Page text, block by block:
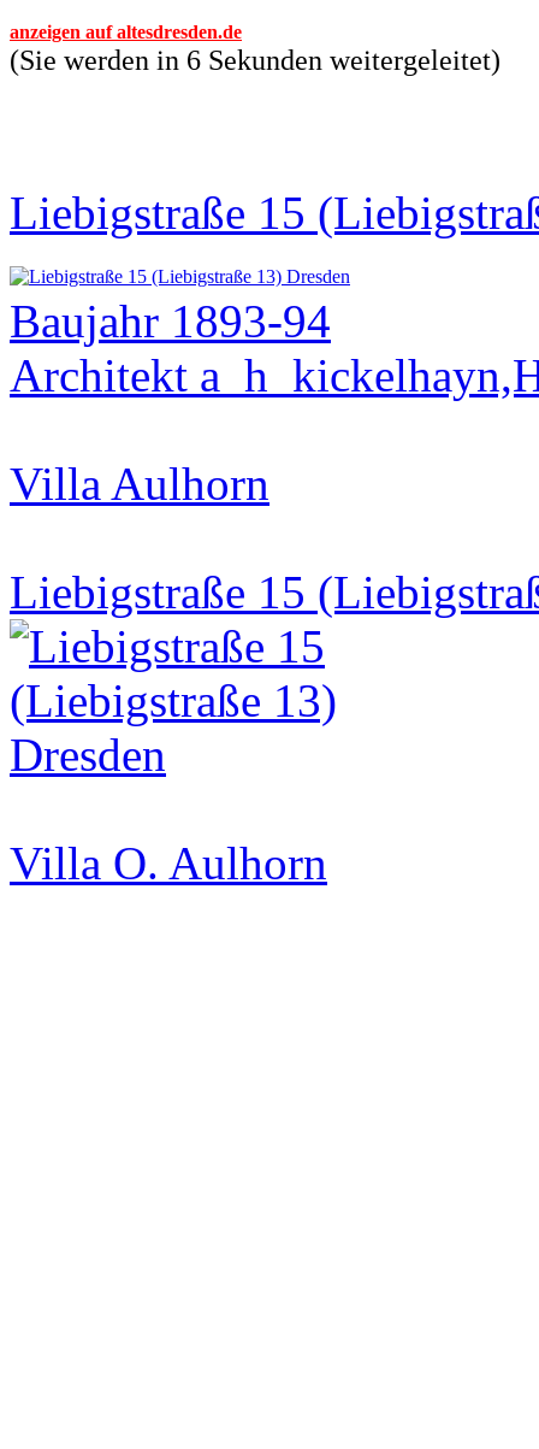
anzeigen auf altesdresden.de
(Sie werden in 6 Sekunden weitergeleitet)
Liebigstraße 15
Baujahr 1893-94
Architekt
Villa Aulhorn
Liebigstraße 15
Villa O. Aulhorn